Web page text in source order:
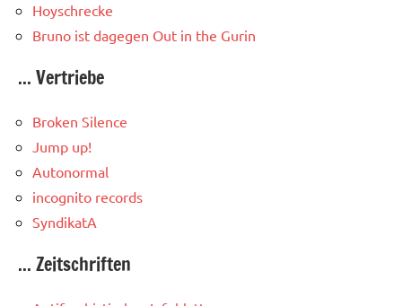
Hoyschrecke
Bruno ist dagegen Out in the Gurin
... Vertriebe
Broken Silence
Jump up!
Autonormal
incognito records
SyndikatA
... Zeitschriften